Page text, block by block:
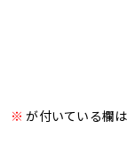
※ が付いている欄は